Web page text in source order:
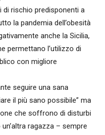
rischio predisponenti a
la pandemia dell’obesità
anche la Sicilia,
permettano l’utilizzo di
con migliore
seguire una sana
il più sano possibile” ma
che soffrono di disturbi
ragazza – sempre